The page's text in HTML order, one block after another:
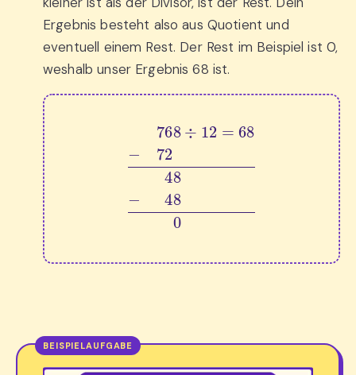
Ergebnis besteht also aus Quotient und
eventuell einem Rest. Der Rest im Beispiel ist 0,
weshalb unser Ergebnis 68 ist.
=68− 72048− 048